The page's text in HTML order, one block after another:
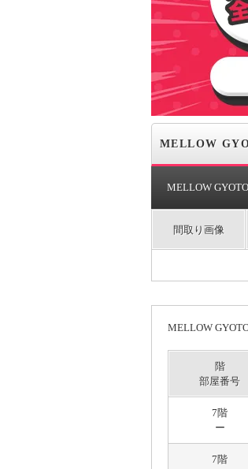
MELLOW
MELLOW
間取り画像
MELLOW
階
部屋番号
7階
ー
7階